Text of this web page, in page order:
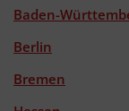
Baden-
Berlin
Bremen